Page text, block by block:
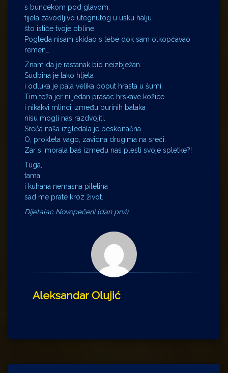
s buncekom pod glavom,
tijela zavodljivo utegnutog u usku halju
što ističe tvoje obline.
Pogleda nisam skidao s tebe dok sam otkopčavao
remen…
Znam da je rastanak bio neizbježan.
Sudbina je tako htjela
i odluka je pala velika poput hrasta u šumi.
Tim teža jer ni jedan prasac hrskave kožice
i nikakvi mlinci između purinih bataka
nisu mogli nas razdvojiti.
Sreća naša izgledala je beskonačna.
O, prokleta vago, zavidna drugima na sreći.
Zar si morala baš između nas plesti svoje spletke?!
Tuga,
tama
i kuhana nemasna piletina
sad me prate kroz život.
Dijetalac Novopečeni (dan prvi)
Aleksandar Olujić